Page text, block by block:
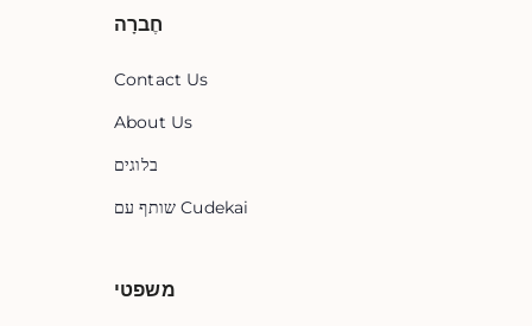
חֶברָה
Contact Us
About Us
בלוגים
שותף עם Cudekai
משפטי